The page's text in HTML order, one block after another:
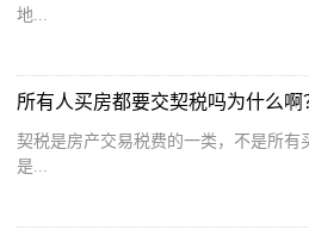
地...
契税是房产交易税费的一类，不是所有
是...